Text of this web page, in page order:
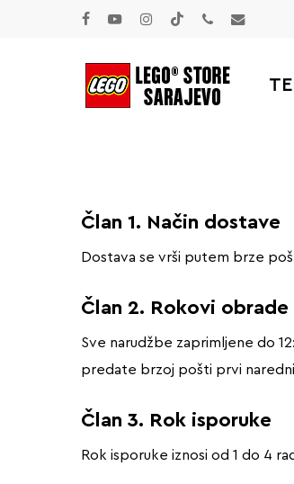
Član 1. Način dostave
Dostava se vrši putem brze
Član 2. Rokovi obrade
Sve narudžbe zaprimljene do
predate brzoj pošti prvi naredni
Član 3. Rok isporuke
Rok isporuke iznosi od 1 do 4